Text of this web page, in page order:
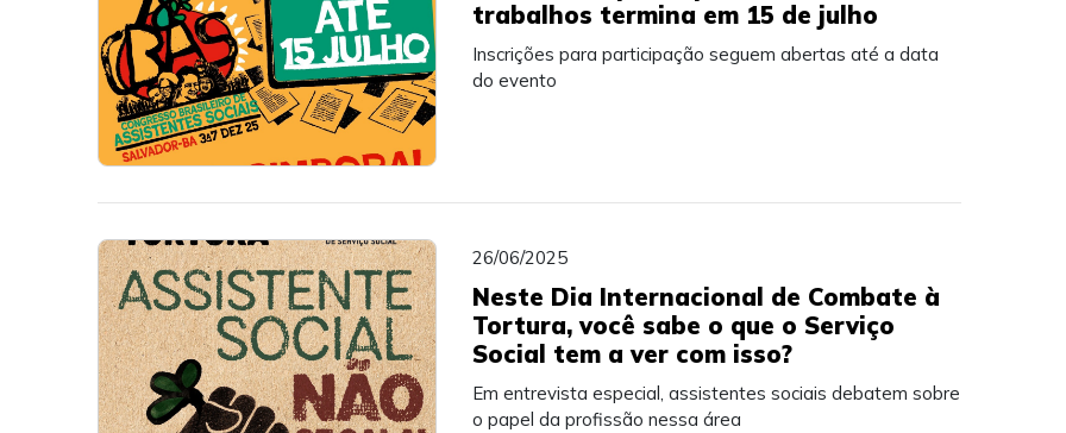
trabalhos termina em 15 de julho
Inscrições para participação seguem abertas até a data
do evento
26/06/2025
Neste Dia Internacional de Combate à
Tortura, você sabe o que o Serviço
Social tem a ver com isso?
Em entrevista especial, assistentes sociais debatem sobre
o papel da profissão nessa área